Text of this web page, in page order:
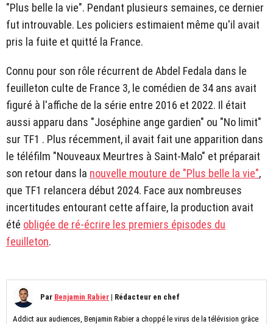
"Plus belle la vie". Pendant plusieurs semaines, ce dernier
fut introuvable. Les policiers estimaient même qu'il avait
pris la fuite et quitté la France.
Connu pour son rôle récurrent de Abdel Fedala dans le
feuilleton culte de France 3, le comédien de 34 ans avait
figuré à l'affiche de la série entre 2016 et 2022. Il était
aussi apparu dans "Joséphine ange gardien" ou "No limit"
sur TF1 . Plus récemment, il avait fait une apparition dans
le téléfilm "Nouveaux Meurtres à Saint-Malo" et préparait
son retour dans la nouvelle mouture de "Plus belle la vie",
que TF1 relancera début 2024. Face aux nombreuses
incertitudes entourant cette affaire, la production avait
été obligée de ré-écrire les premiers épisodes du
feuilleton.
Par Benjamin Rabier | Rédacteur en chef
Addict aux audiences, Benjamin Rabier a choppé le virus de la télévision grâce